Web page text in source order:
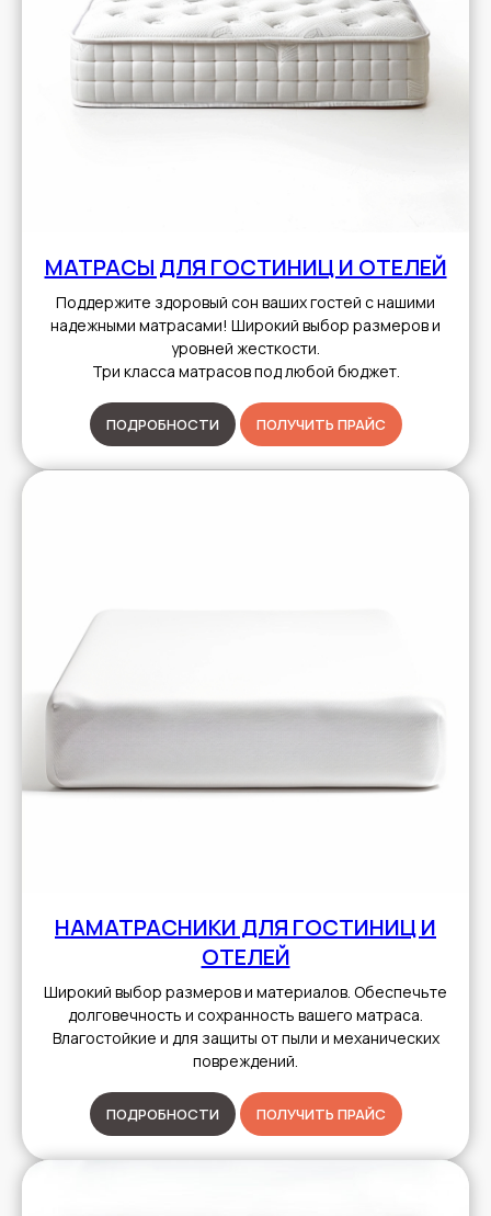
МАТРАСЫ ДЛЯ ГОСТИНИЦ И ОТЕЛЕЙ
Поддержите здоровый сон ваших гостей с нашими
надежными матрасами! Широкий выбор размеров и
уровней жесткости.
Три класса матрасов под любой бюджет.
ПОДРОБНОСТИ ПОЛУЧИТЬ ПРАЙС
НАМАТРАСНИКИ ДЛЯ ГОСТИНИЦ И
ОТЕЛЕЙ
Широкий выбор размеров и материалов. Обеспечьте
долговечность и сохранность вашего матраса.
Влагостойкие и для защиты от пыли и механических
повреждений.
ПОДРОБНОСТИ ПОЛУЧИТЬ ПРАЙС